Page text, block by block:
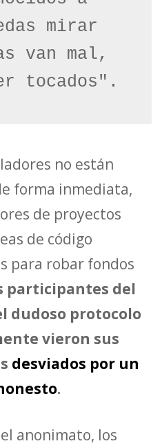
mirar
van mal,
tocados".
no están
forma inmediata,
de proyectos
de código
para robar fondos
participantes del
dudoso protocolo
vieron sus
desviados por un
.
anonimato, los